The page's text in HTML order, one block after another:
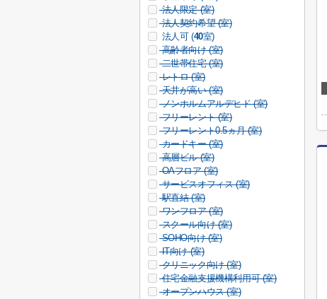
法人限定 (室)
法人契約希望 (室)
法人可 (40室)
高齢者向け (室)
二世帯住宅 (室)
レトロ (室)
天井が高い (室)
ノンホルムアルデヒド (室)
フリーレント (室)
フリーレント0.5ヵ月 (室)
カードキー (室)
高層ビル (室)
OAフロア (室)
サービスオフィス (室)
駅直結 (室)
ワンフロア (室)
スクール向け (室)
SOHO向け (室)
IT向け (室)
クリニック向け (室)
住宅金融支援機構利用可 (室)
オープンハウス (室)